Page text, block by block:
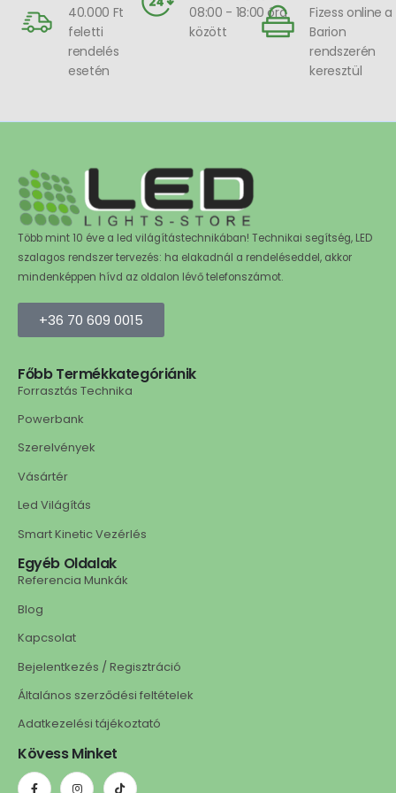
40.000 Ft
feletti
rendelés
esetén
08:00 - 18:00 óra
között
Fizess online a
Barion
rendszerén
keresztül
Több mint 10 éve a led világítástechnikában! Technikai segítség, LED
szalagos rendszer tervezés: ha elakadnál a rendeléseddel, akkor
mindenképpen hívd az oldalon lévő telefonszámot.
+36 70 609 0015
Főbb Termékkategóriánik
Forrasztás Technika
Powerbank
Szerelvények
Vásártér
Led Világítás
Smart Kinetic Vezérlés
Egyéb Oldalak
Referencia Munkák
Blog
Kapcsolat
Bejelentkezés / Regisztráció
Általános szerződési feltételek
Adatkezelési tájékoztató
Kövess Minket